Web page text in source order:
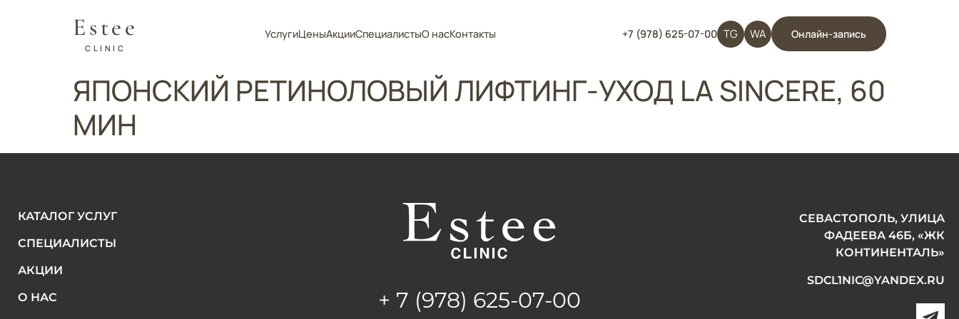
Estee
CLINIC
УслугиЦеныАкцииСпециалистыО насКонтакты +7 (978) 625-07-00 TG WA Онлайн-запись
ЯПОНСКИЙ РЕТИНОЛОВЫЙ ЛИФТИНГ-УХОД LA SINCERE, 60
МИН
КАТАЛОГ УСЛУГ
СПЕЦИАЛИСТЫ
АКЦИИ
О НАС
+ 7 (978) 625-07-00
СЕВАСТОПОЛЬ, УЛИЦА
ФАДЕЕВА 46Б, «ЖК
КОНТИНЕНТАЛЬ»
SDCL1NIC@YANDEX.RU